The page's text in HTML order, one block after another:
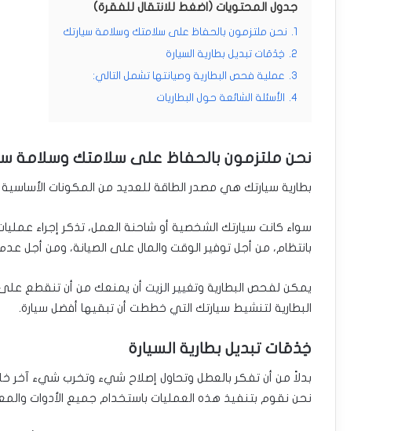
جدول المحتويات (اضغط للانتقال للفقرة)
نحن ملتزمون بالحفاظ على سلامتك وسلامة سيارتك
2.
خِدْمَات تبديل بطارية السيارة
3.
عملية فحص البطارية وصيانتها تشمل التالي:
4.
الأسئلة الشائعة حول البطاريات
نحن ملتزمون بالحفاظ على سلامتك وسلامة
بطارية سيارتك هي مصدر الطاقة للعديد من المكونات
سواء كانت سيارتك الشخصية أو شاحنة العمل، تذكر إجراء
بانتظام، من أجل توفير الوقت والمال على الصيانة، ومن أجل
يمكن لفحص البطارية وتغيير الزيت أن يمنعك من أن تنقطع على
البطارية لتنشيط سيارتك التي خططت أن تبقيها أفضل سيارة.
خِدْمَات تبديل بطارية السيارة
بدلاً من أن تفكر بالعطل وتحاول إصلاح شيء وتخرب شيء آخر
نحن نقوم بتنفيذ هذه العمليات باستخدام جميع الأدوات